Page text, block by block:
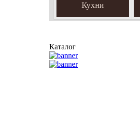
Кухни
Каталог